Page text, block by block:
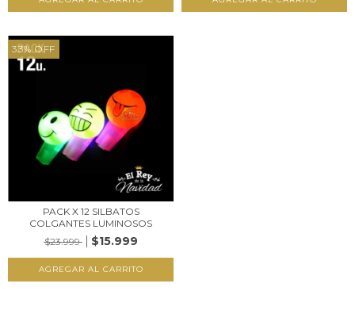
33% OFF
PACK X 12 SILBATOS
COLGANTES LUMINOSOS
$23.999
$15.999